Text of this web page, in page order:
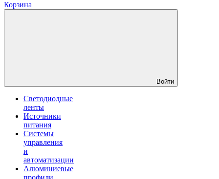
Корзина
Войти
Светодиодные
ленты
Источники
питания
Системы
управления
и
автоматизации
Алюминиевые
профили